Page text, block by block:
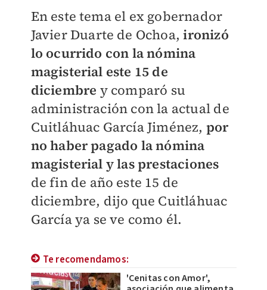
En este tema el ex gobernador
Javier Duarte de Ochoa,ironizó
lo ocurrido con la nómina
magisterial este 15 de
diciembre y comparó su
administración con la actual de
Cuitláhuac García Jiménez, por
no haber pagado la nómina
magisterial y las prestaciones
de fin de año este 15 de
diciembre, dijo que Cuitláhuac
García ya se ve como él.
Te recomendamos:
'Cenitas con Amor',